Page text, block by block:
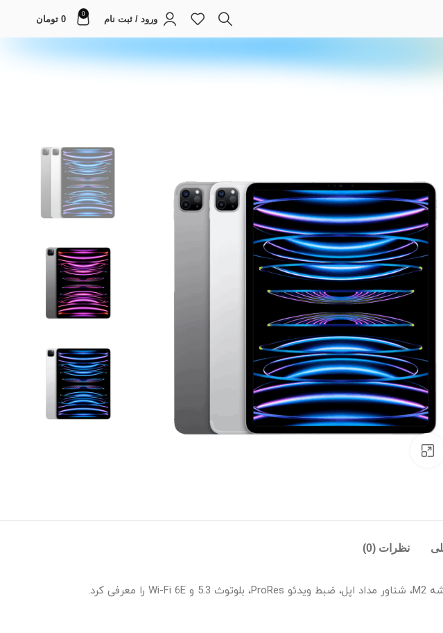
ورود / ثبت نام 0
0 تومان
نظرات (0)